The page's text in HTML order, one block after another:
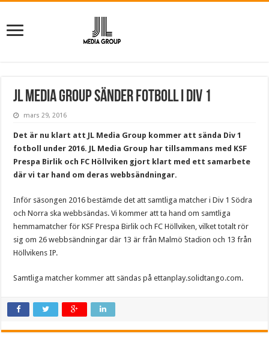
JL Media Group sänder fotboll i Div 1
mars 29, 2016
Det är nu klart att JL Media Group kommer att sända Div 1
fotboll under 2016. JL Media Group har tillsammans med KSF
Prespa Birlik och FC Höllviken gjort klart med ett samarbete
där vi tar hand om deras webbsändningar.
Inför säsongen 2016 bestämde det att samtliga matcher i Div 1 Södra
och Norra ska webbsändas. Vi kommer att ta hand om samtliga
hemmamatcher för KSF Prespa Birlik och FC Höllviken, vilket totalt rör
sig om 26 webbsändningar där 13 är från Malmö Stadion och 13 från
Höllvikens IP.
Samtliga matcher kommer att sändas på ettanplay.solidtango.com.